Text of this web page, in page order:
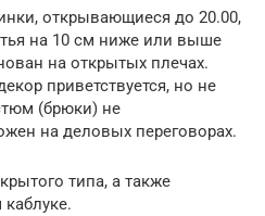
открывающиеся до 20.00,
на 10 см ниже или выше
на открытых плечах.
приветствуется, но не
(брюки) не
на деловых переговорах.
типа, а также